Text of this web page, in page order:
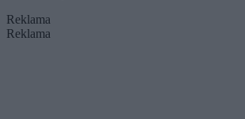
Reklama
Reklama